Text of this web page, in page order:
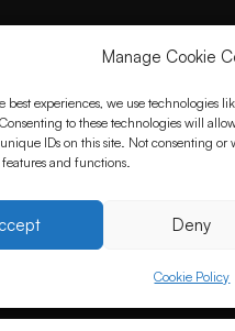
Manage Cookie
best experiences, we use technologies
to these technologies will
IDs on this site. Not consenting
and functions.
Deny
Cookie Policy